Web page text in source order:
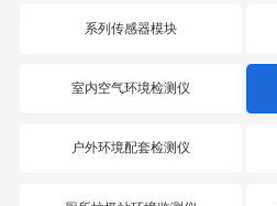
系列传感器模块
室内空气环境检测仪
户外环境配套检测仪